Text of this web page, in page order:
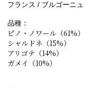
フランス / ブルゴーニュ
品種：
ピノ・ノワール（61%）
シャルドネ（15%）
アリゴテ（14%）
ガメイ（10%）